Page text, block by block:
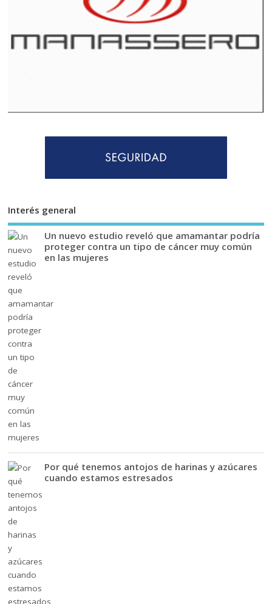
Interés general
Un nuevo estudio reveló que amamantar podría
proteger contra un tipo de cáncer muy común
en las mujeres
Por qué tenemos antojos de harinas y azúcares
cuando estamos estresados